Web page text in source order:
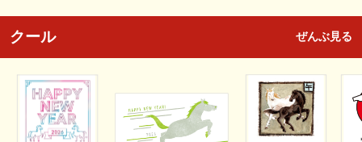
クール ぜんぶ見る